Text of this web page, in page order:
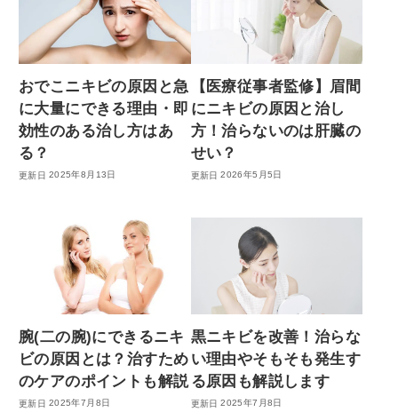
おでこニキビの原因と急
に大量にできる理由・即
効性のある治し方はあ
る？
2025年8月13日
【医療従事者監修】眉間
にニキビの原因と治し
方！治らないのは肝臓の
せい？
2026年5月5日
腕(二の腕)にできるニキ
ビの原因とは？治すため
のケアのポイントも解説
2025年7月8日
黒ニキビを改善！治らな
い理由やそもそも発生す
る原因も解説します
2025年7月8日